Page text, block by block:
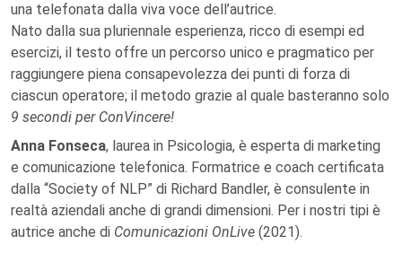
una telefonata dalla viva voce dell’autrice.
Nato dalla sua pluriennale esperienza, ricco di esempi ed
esercizi, il testo offre un percorso unico e pragmatico per
raggiungere piena consapevolezza dei punti di forza di
ciascun operatore; il metodo grazie al quale basteranno solo
9 secondi per ConVincere!
Anna Fonseca, laurea in Psicologia, è esperta di marketing
e comunicazione telefonica. Formatrice e coach certificata
dalla “Society of NLP” di Richard Bandler, è consulente in
realtà aziendali anche di grandi dimensioni. Per i nostri tipi è
autrice anche di Comunicazioni OnLive (2021).